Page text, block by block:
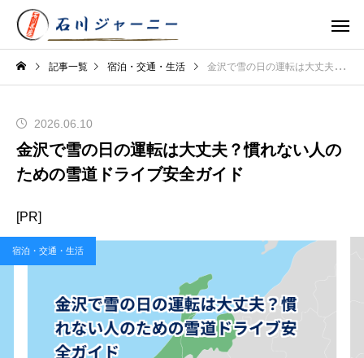
記事一覧 宿泊・交通・生活 金沢で雪の日の運転は大丈夫？慣れない人のための雪道ドライブ安全ガイド
2026.06.10
金沢で雪の日の運転は大丈夫？慣れない人の
ための雪道ドライブ安全ガイド
[PR]
宿泊・交通・生活